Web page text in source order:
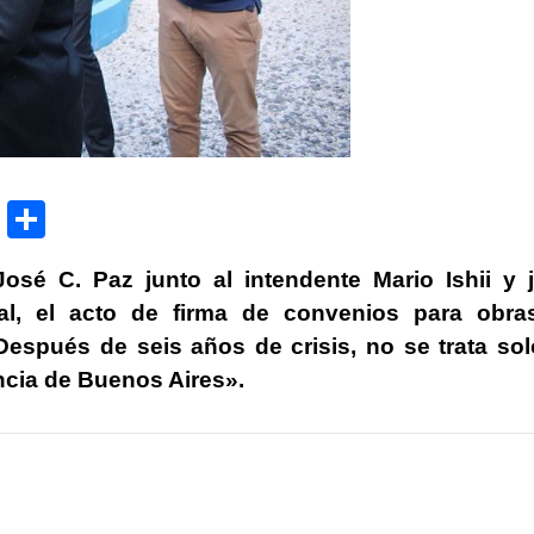
P
m
p
ar
C. Paz junto al intendente Mario Ishii y
el acto de firma de convenios para
de seis años de crisis, no se trata
de Buenos Aires».